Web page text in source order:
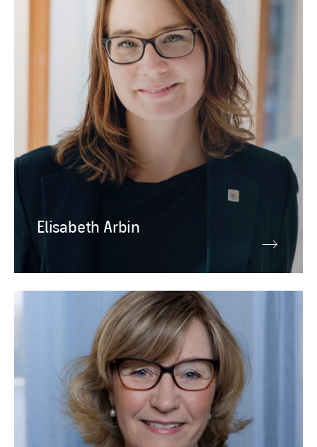
Elisabeth Arbin
Ledningsgrupp
Elisabeth Arbin
Chef för Demokrati, Förbundssekreterare
Ledningsgrupp
Camilla Frankelius
Förhandlingschef